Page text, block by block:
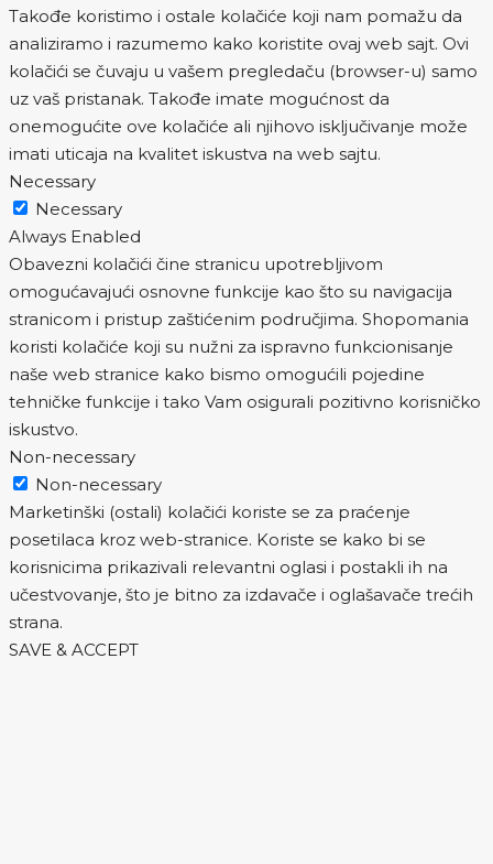
Takođe koristimo i ostale kolačiće koji nam pomažu da
analiziramo i razumemo kako koristite ovaj web sajt. Ovi
kolačići se čuvaju u vašem pregledaču (browser-u) samo
uz vaš pristanak. Takođe imate mogućnost da
onemogućite ove kolačiće ali njihovo isključivanje može
imati uticaja na kvalitet iskustva na web sajtu.
Necessary
Necessary
Always Enabled
Obavezni kolačići čine stranicu upotrebljivom
omogućavajući osnovne funkcije kao što su navigacija
stranicom i pristup zaštićenim područjima. Shopomania
koristi kolačiće koji su nužni za ispravno funkcionisanje
naše web stranice kako bismo omogućili pojedine
tehničke funkcije i tako Vam osigurali pozitivno korisničko
iskustvo.
Non-necessary
Non-necessary
Marketinški (ostali) kolačići koriste se za praćenje
posetilaca kroz web-stranice. Koriste se kako bi se
korisnicima prikazivali relevantni oglasi i postakli ih na
učestvovanje, što je bitno za izdavače i oglašavače trećih
strana.
SAVE & ACCEPT